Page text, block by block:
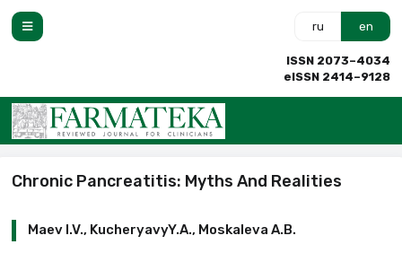
ru en
ISSN 2073–4034
eISSN 2414–9128
Chronic Pancreatitis: Myths And Realities
Maev I.V., KucheryavyY.A., Moskaleva A.B.